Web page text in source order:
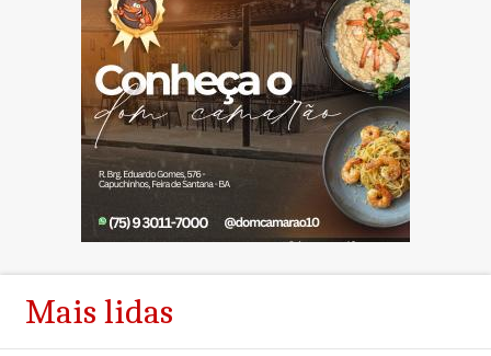
Mais lidas